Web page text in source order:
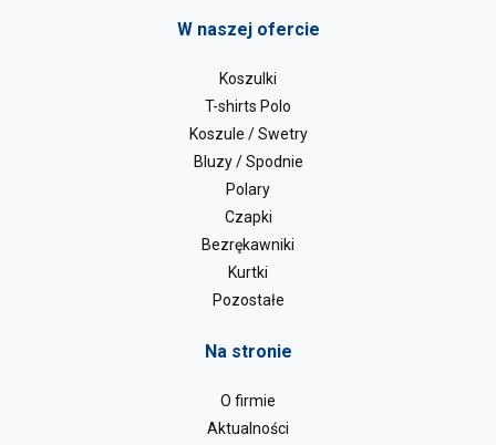
W naszej ofercie
Koszulki
T-shirts Polo
Koszule / Swetry
Bluzy / Spodnie
Polary
Czapki
Bezrękawniki
Kurtki
Pozostałe
Na stronie
O firmie
Aktualności